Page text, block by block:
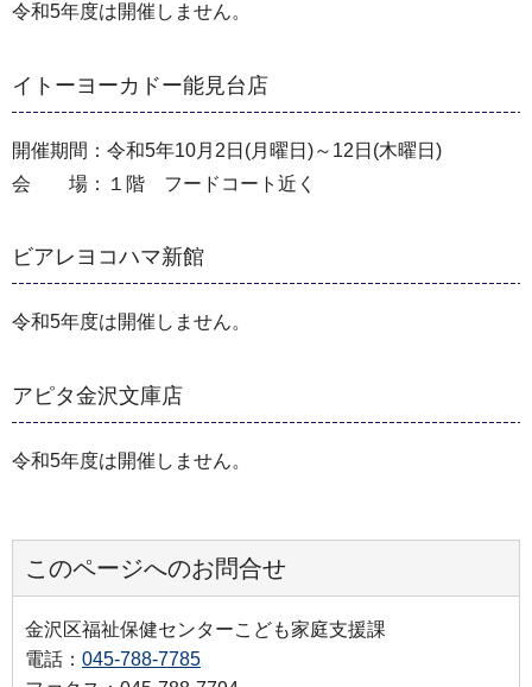
令和5年度は開催しません。
イトーヨーカドー能見台店
開催期間：令和5年10月2日(月曜日)～12日(木曜日)
会 場：１階 フードコート近く
ビアレヨコハマ新館
令和5年度は開催しません。
アピタ金沢文庫店
令和5年度は開催しません。
このページへのお問合せ
金沢区福祉保健センターこども家庭支援課
電話： 045-788-7785